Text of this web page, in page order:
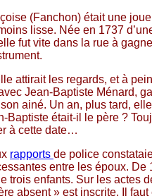
(Fanchon) était une
lisse. Née en 1737
fut vite dans la rue à
attirait les regards, et à
Jean-Baptiste Ménard,
ainé. Un an, plus tard,
Baptiste était-il le père ?
à cette date…
rapports de police
entre les époux. De
trois enfants. Sur les actes
absent » est inscrite. Il